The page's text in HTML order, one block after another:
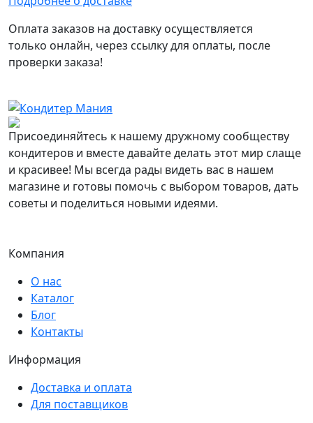
Оплата заказов на доставку осуществляется
только онлайн, через ссылку для оплаты, после
проверки заказа!
Присоединяйтесь к нашему дружному сообществу
кондитеров и вместе давайте делать этот мир слаще
и красивее! Мы всегда рады видеть вас в нашем
магазине и готовы помочь с выбором товаров, дать
советы и поделиться новыми идеями.
Компания
О нас
Каталог
Блог
Контакты
Информация
Доставка и оплата
Для поставщиков